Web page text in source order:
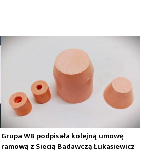
Grupa WB podpisała kolejną umowę
ramową z Siecią Badawczą Łukasiewicz